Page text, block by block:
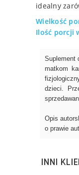
idealny
Wielkość
Ilość porcji
INNI